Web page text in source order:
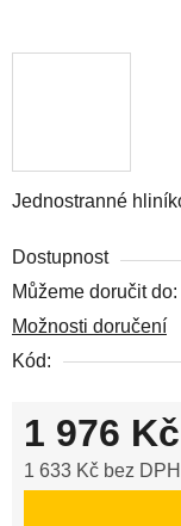
Jednostranné
Dostupnost
Můžeme doručit do:
Možnosti doručení
Kód:
1 976 Kč
1 633 Kč bez DPH